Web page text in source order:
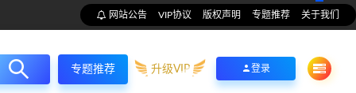
网站公告 VIP协议 版权声明 专题推荐 关于我们
专题推荐 升级VIP 登录